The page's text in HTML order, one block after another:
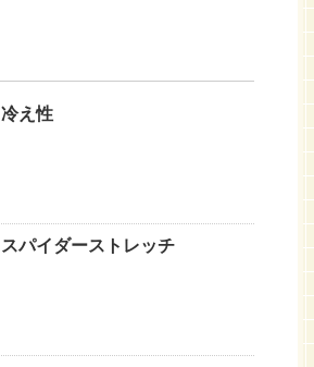
冷え性
スパイダーストレッチ